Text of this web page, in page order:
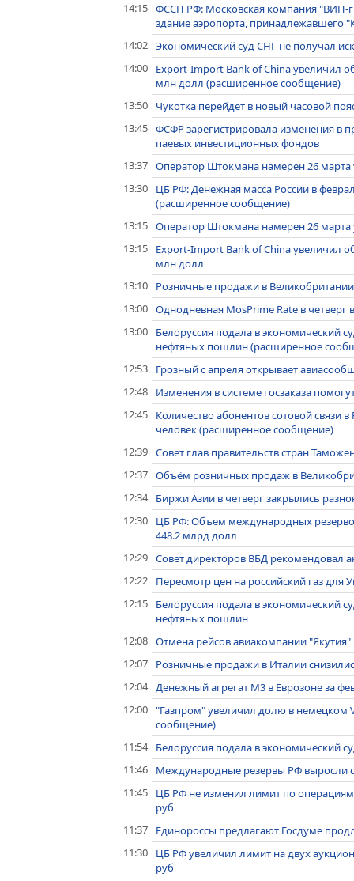
14:15 ФССП РФ: Московская компания "ВИП-
здание аэропорта, принадлежавшего
14:02 Экономический суд СНГ не получал
14:00
Export-Import Bank of China увеличил
млн долл (расширенное сообщение)
13:50
Чукотка перейдет в новый часовой
13:45 ФСФР зарегистрировала изменения в
паевых инвестиционных фондов
13:37 Оператор Штокмана намерен 26 марта
13:30
ЦБ РФ: Денежная масса России в
(расширенное сообщение)
13:15 Оператор Штокмана намерен 26 марта
13:15
Export-Import Bank of China увеличил
млн долл
13:10
Розничные продажи в
13:00 Однодневная MosPrime Rate в четверг
13:00
Белоруссия подала в экономический
нефтяных пошлин (расширенное
12:53
Грозный с апреля открывает
12:48
Изменения в системе госзаказа
12:45
Количество абонентов сотовой связи
человек (расширенное сообщение)
12:39 Совет глав правительств стран
12:37 Объём розничных продаж в
12:34
Биржи Азии в четверг закрылись
12:30
ЦБ РФ: Объем международных
448.2 млрд долл
12:29 Совет директоров ВБД рекомендовал
12:22
Пересмотр цен на российский газ для
12:15
Белоруссия подала в экономический
нефтяных пошлин
12:08 Отмена рейсов авиакомпании
12:07
Розничные продажи в Италии
12:04 Денежный агрегат М3 в Еврозоне за
12:00 "Газпром" увеличил долю в немецком
сообщение)
11:54
Белоруссия подала в экономический
11:46
Международные резервы РФ выросли
11:45
ЦБ РФ не изменил лимит по
руб
11:37
Единороссы предлагают Госдуме
11:30
ЦБ РФ увеличил лимит на двух
руб